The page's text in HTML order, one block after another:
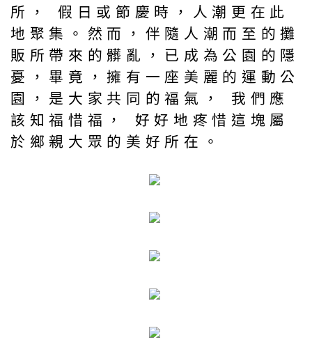
所， 假日或節慶時，人潮更在此
地聚集。然而，伴隨人潮而至的攤
販所帶來的髒亂，已成為公園的隱
憂，畢竟，擁有一座美麗的運動公
園，是大家共同的福氣， 我們應
該知福惜福， 好好地疼惜這塊屬
於鄉親大眾的美好所在。